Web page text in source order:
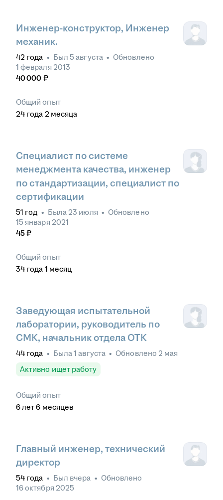
Инженер-конструктор, Инженер
механик.
42 года • Был 5 августа • Обновлено
1 февраля 2013
40 000 ₽
Общий опыт
24 года 2 месяца
Специалист по системе
менеджмента качества, инженер
по стандартизации, специалист по
сертификации
51 год • Была 23 июля • Обновлено
15 января 2021
45₽
Общий опыт
34 года 1 месяц
Заведующая испытательной
лаборатории, руководитель по
СМК, начальник отдела ОТК
44 года • Была1 августа • Обновлено 2 мая
Активно ищет работу
Общий опыт
6лет 6 месяцев
Главный инженер, технический
директор
54 года • Был вчера • Обновлено
16 октября 2025